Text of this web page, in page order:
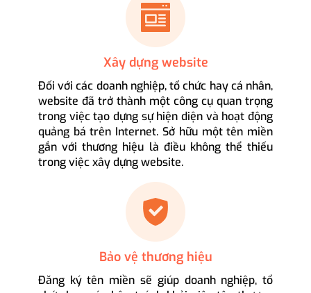
Xây dựng website
Đối với các doanh nghiệp, tổ chức hay cá nhân,
website đã trở thành một công cụ quan trọng
trong việc tạo dựng sự hiện diện và hoạt động
quảng bá trên Internet. Sở hữu một tên miền
gắn với thương hiệu là điều không thể thiếu
trong việc xây dựng website.
Bảo vệ thương hiệu
Đăng ký tên miền sẽ giúp doanh nghiệp, tổ